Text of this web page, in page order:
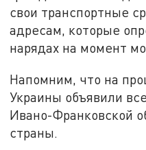
свои транспортные
адресам, которые
нарядах на момент
Напомним, что на
Украины объявили
Ивано-Франковской
страны.